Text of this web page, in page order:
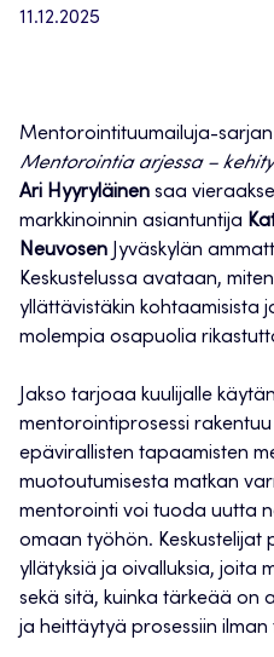
11.12.2025
Mentorointituumailuja-sarjan
Mentorointia arjessa –
Ari Hyyryläinen saa
markkinoinnin asiantuntija
Neuvosen Jyväskylän
Keskustelussa avataan,
yllättävistäkin kohtaamisista
molempia osapuolia
Jakso tarjoaa kuulijalle
mentorointiprosessi
epävirallisten tapaamisten
muotoutumisesta matkan
mentorointi voi tuoda uutta
omaan työhön. Keskustelijat
yllätyksiä ja oivalluksia, joita
sekä sitä, kuinka tärkeää on
ja heittäytyä prosessiin